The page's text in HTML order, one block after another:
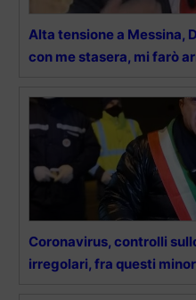
Alta tensione a Messina,
con me stasera, mi farò
Coronavirus, controlli
irregolari, fra questi